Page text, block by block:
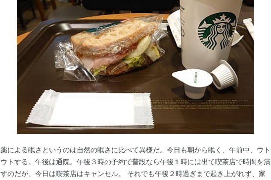
薬による眠さというのは自然の眠さに比べて異様だ。今日も朝から眠く、午前中、ウト
ウトする。午後は通院。午後３時の予約で普段なら午後１時には出て喫茶店で時間を潰
すのだが、今日は喫茶店はキャンセル。 それでも午後２時過ぎまで起き上がれず、家